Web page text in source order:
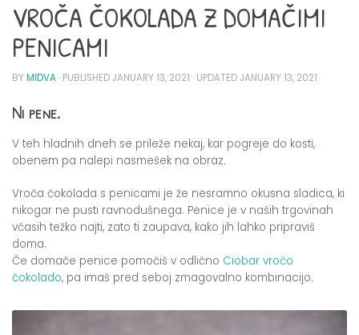
VROČA ČOKOLADA Z DOMAČIMI
PENICAMI
BYMIDVA · PUBLISHED JANUARY 13, 2021 · UPDATED JANUARY 13, 2021
Ni pene.
V teh hladnih dneh se prileže nekaj, kar pogreje do kosti,
obenem pa nalepi nasmešek na obraz.
Vroča čokolada s penicami je že nesramno okusna sladica, ki
nikogar ne pusti ravnodušnega. Penice je v naših trgovinah
včasih težko najti, zato ti zaupava, kako jih lahko pripraviš
doma.
Če domače penice pomočiš v odlično Ciobar vročo
čokolado, pa imaš pred seboj zmagovalno kombinacijo.